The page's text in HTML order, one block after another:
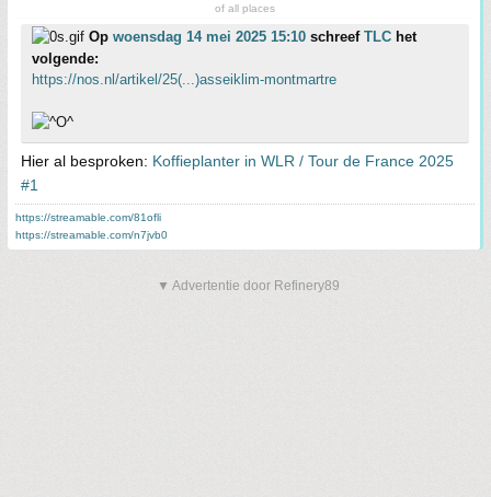
of all places
Op woensdag 14 mei 2025 15:10 schreef TLC het
volgende:
https://nos.nl/artikel/25(...)asseiklim-montmartre
Hier al besproken: Koffieplanter in WLR / Tour de France 2025
#1
https://streamable.com/81ofli
https://streamable.com/n7jvb0
▼ Advertentie door Refinery89